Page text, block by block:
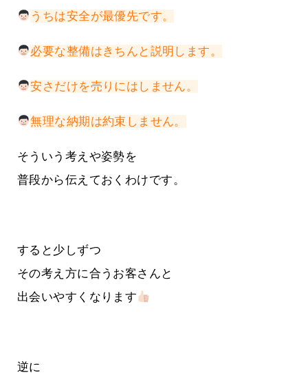
うちは安全が最優先です。
必要な整備はきちんと説明します。
安さだけを売りにはしません。
無理な納期は約束しません。
そういう考えや姿勢を
普段から伝えておくわけです。
すると少しずつ
その考え方に合うお客さんと
出会いやすくなります
逆に